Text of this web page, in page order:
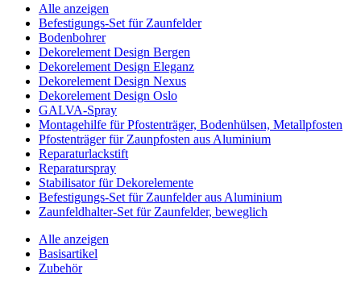
Alle anzeigen
Befestigungs-Set für Zaunfelder
Bodenbohrer
Dekorelement Design Bergen
Dekorelement Design Eleganz
Dekorelement Design Nexus
Dekorelement Design Oslo
GALVA-Spray
Montagehilfe für Pfostenträger, Bodenhülsen, Metallpfosten
Pfostenträger für Zaunpfosten aus Aluminium
Reparaturlackstift
Reparaturspray
Stabilisator für Dekorelemente
Befestigungs-Set für Zaunfelder aus Aluminium
Zaunfeldhalter-Set für Zaunfelder, beweglich
Alle anzeigen
Basisartikel
Zubehör